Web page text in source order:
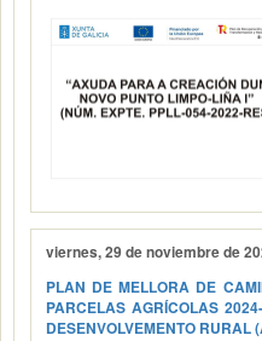
viernes, 29 de noviembre de
PLAN DE MELLORA DE
PARCELAS AGRÍCOLAS
DESENVOLVEMENTO RURAL